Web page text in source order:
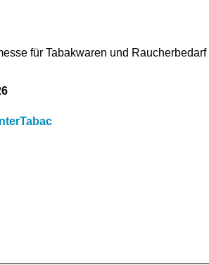
für Tabakwaren und Raucherbedarf